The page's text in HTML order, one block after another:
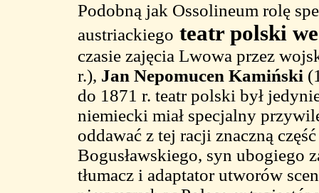
Podobną jak Ossolineum rolę
austriackiego teatr polski
czasie zajęcia Lwowa przez
r.), Jan Nepomucen Kamiński
do 1871 r. teatr polski był
niemiecki miał specjalny
oddawać z tej racji znaczną
Bogusławskiego, syn ubogiego
tłumacz i adaptator utworów